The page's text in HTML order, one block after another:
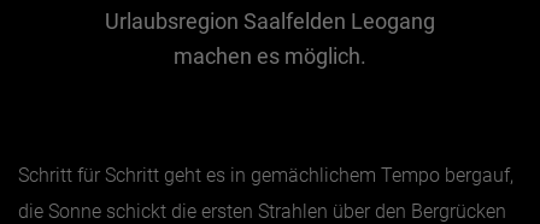
BEITRÄGE NACH MONAT
Urlaubsregion Saalfelden Leogang
machen es möglich.
Schritt für Schritt geht es in gemächlichem Tempo bergauf,
die Sonne schickt die ersten Strahlen über den Bergrücken